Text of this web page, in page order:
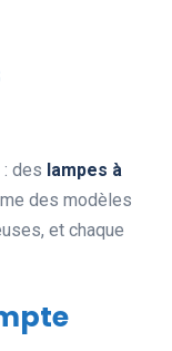
des lampes à
des modèles
et chaque